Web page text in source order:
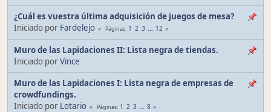
¿Cuál es vuestra última adquisición de juegos de mesa?
Iniciado por Fardelejo Páginas 1 2 3 ... 12
Muro de las Lapidaciones II: Lista negra de tiendas.
Iniciado porVince
Muro de las Lapidaciones I: Lista negra de empresas de
crowdfundings.
Iniciado por Lotario Páginas 1 2 3 ... 8